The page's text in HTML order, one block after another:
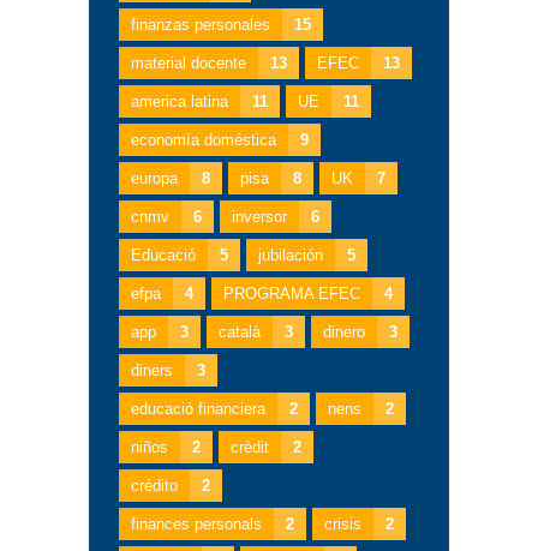
finanzas personales 15
material docente 13 EFEC 13
america latina 11 UE 11
economía doméstica 9
europa 8 pisa 8 UK 7
cnmv 6 inversor 6
Educació 5 jubilación 5
efpa 4 PROGRAMA EFEC 4
app 3 català 3 dinero 3
diners 3
educació financiera 2 nens 2
niños 2 crèdit 2
crédito 2
finances personals 2 crisis 2